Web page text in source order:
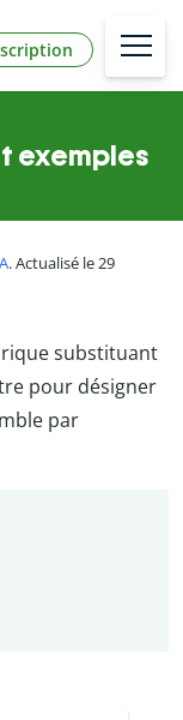
exemples
. Actualisé le 29
substituant
pour désigner
par